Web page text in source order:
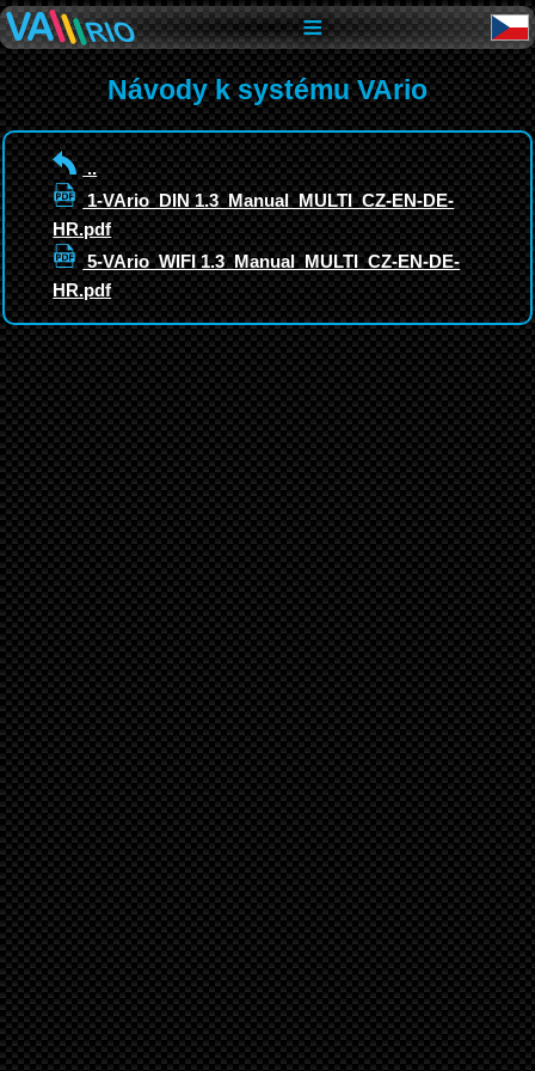
≡
Návody k systému VArio
..
1-VArio_DIN 1.3_Manual_MULTI_CZ-EN-DE-
HR.pdf
5-VArio_WIFI 1.3_Manual_MULTI_CZ-EN-DE-
HR.pdf